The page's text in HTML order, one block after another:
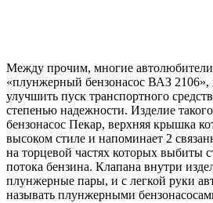
Между прочим, многие
«плунжерный бензонасос ВАЗ 2106»,
улучшить пуск транспортного
степенью надежности. Изделие
бензонасос Пекар, верхняя крышка
высоком стиле и напоминает 2
на торцевой частях которых выбиты
потока бензина. Клапана внутри
плунжерные пары, и с легкой руки
называть плунжерными